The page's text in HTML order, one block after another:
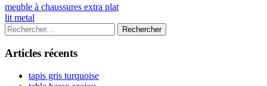
Navigation
de
l’article
Previous
article:
meuble à chaussures extra plat
Next
article:
lit metal
Colonne
latérale
principale
Rechercher :
Articles récents
tapis gris turquoise